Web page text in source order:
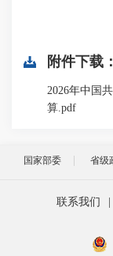
附件下载：
2026年中国
算.pdf
国家部委 省级
联系我们